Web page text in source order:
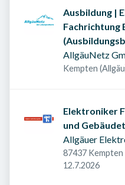
Ausbildung |
Fachrichtung
2027)
AllgäuNetz
Kempten
Elektroniker Fachrichtung Energie-
und
Allgäuer
87437 Kempten
Veröffentlicht am
12.7.2026